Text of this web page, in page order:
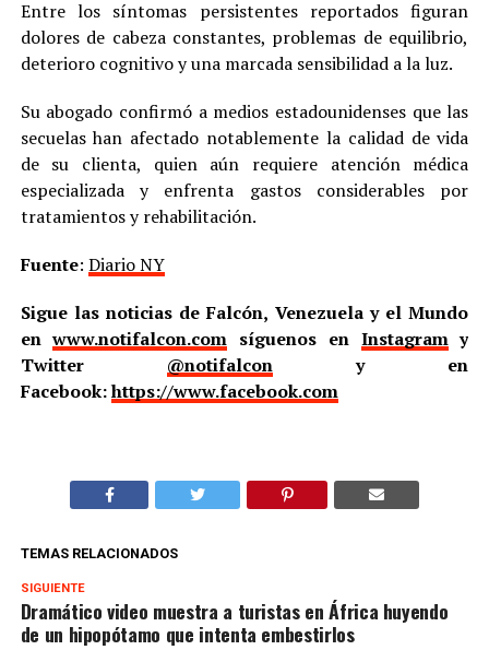
Entre los síntomas persistentes reportados figuran
dolores de cabeza constantes, problemas de equilibrio,
deterioro cognitivo y una marcada sensibilidad a la luz.
Su abogado confirmó a medios estadounidenses que las
secuelas han afectado notablemente la calidad de vida
de su clienta, quien aún requiere atención médica
especializada y enfrenta gastos considerables por
tratamientos y rehabilitación.
Fuente: Diario NY
Sigue las noticias de Falcón, Venezuela y el Mundo
enwww.notifalcon.com síguenos en Instagramy
Twitter @notifalcony en
Facebook:https://www.facebook.com
TEMAS RELACIONADOS
SIGUIENTE
Dramático video muestra a turistas en África huyendo
de un hipopótamo que intenta embestirlos